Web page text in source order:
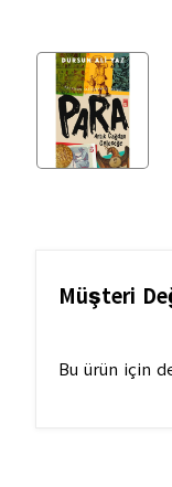
Müşteri
Bu ürün için